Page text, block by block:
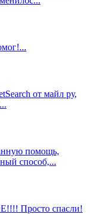
от майл ру,
помощь,
способ,...
Просто спасли!